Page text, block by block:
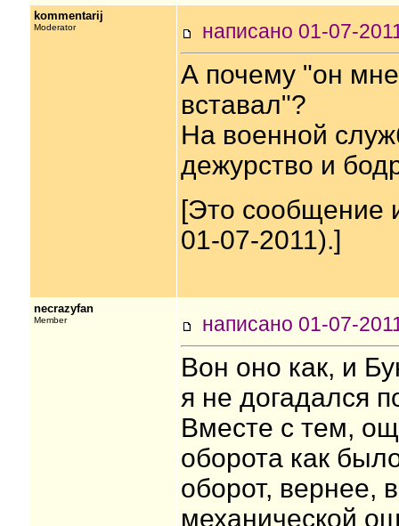
kommentarij
Moderator написано 01-07-
А почему "он
вставал"?
На военной
дежурство и
[Это сообщение
01-07-2011).]
necrazyfan
Member написано 01-07-
Вон оно как, и
я не догадался
Вместе с тем,
оборота как
оборот, вернее,
механической